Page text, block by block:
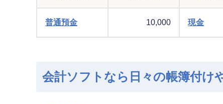
普通預金 10,000 現金
会計ソフトなら日々の帳簿付け